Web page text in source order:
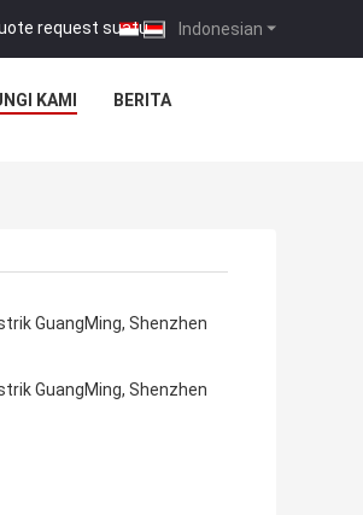
Indonesian
request suatu |
KAMI BERITA
GuangMing, Shenzhen
GuangMing, Shenzhen